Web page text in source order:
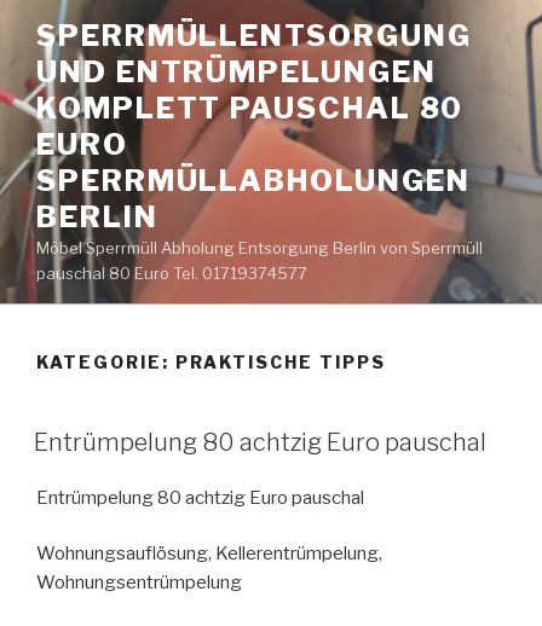
Inhalt
springen
SPERRMÜLLENTSORGUNG
UND ENTRÜMPELUNGEN
KOMPLETT PAUSCHAL 80
EURO
SPERRMÜLLABHOLUNGEN
BERLIN
Möbel Sperrmüll Abholung Entsorgung Berlin von Sperrmüll
pauschal 80 Euro Tel. 01719374577
KATEGORIE: PRAKTISCHE TIPPS
VERÖFFENTLICHT
AM
Entrümpelung 80 achtzig Euro pauschal
Entrümpelung 80 achtzig Euro pauschal
Wohnungsauflösung, Kellerentrümpelung,
Wohnungsentrümpelung